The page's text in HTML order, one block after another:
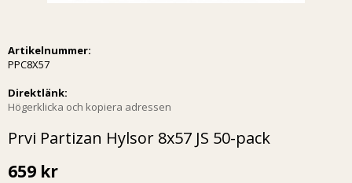
Artikelnummer:
PPC8X57
Direktlänk:
Högerklicka och kopiera adressen
Prvi Partizan Hylsor 8x57 JS 50-pack
659 kr